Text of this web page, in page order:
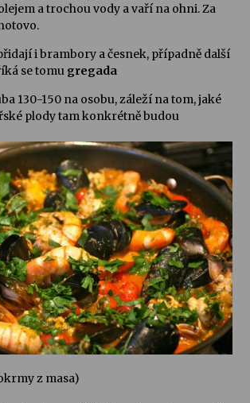
a trochou vody a vaří na ohni. Za
i brambory a česnek, případně další
se tomu gregada
130-150 na osobu, záleží na tom, jaké
plody tam konkrétně budou
z masa)